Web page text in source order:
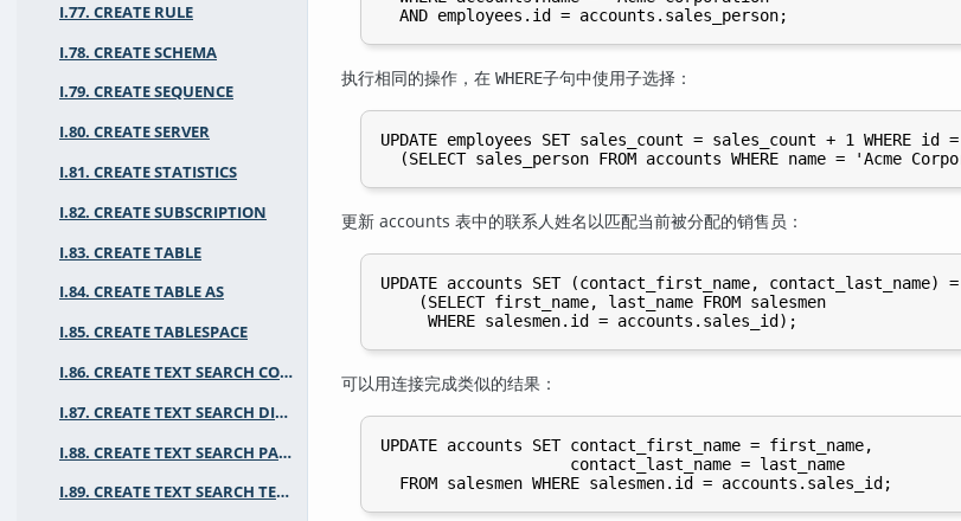
I.77. CREATE RULE
I.78. CREATE SCHEMA
I.79. CREATE SEQUENCE
I.80. CREATE SERVER
I.81. CREATE STATISTICS
I.82. CREATE SUBSCRIPTION
I.83. CREATE TABLE
I.84. CREATE TABLE AS
I.85. CREATE TABLESPACE
I.86. CREATE TEXT SEARCH CONFIGURATION
I.87. CREATE TEXT SEARCH DICTIONARY
I.88. CREATE TEXT SEARCH PARSER
I.89. CREATE TEXT SEARCH TEMPLATE
执行相同的操作，在 WHERE子句中使用子选择：
UPDATE employees SET sales_count = sales_count + 1 WHERE id =
更新 accounts 表中的联系人姓名以匹配当前被分配的销售员：
UPDATE accounts SET (contact_first_name, contact_last_name) =
    (SELECT first_name, last_name FROM salesmen
可以用连接完成类似的结果：
UPDATE accounts SET contact_first_name = first_name,
                    contact_last_name = last_name